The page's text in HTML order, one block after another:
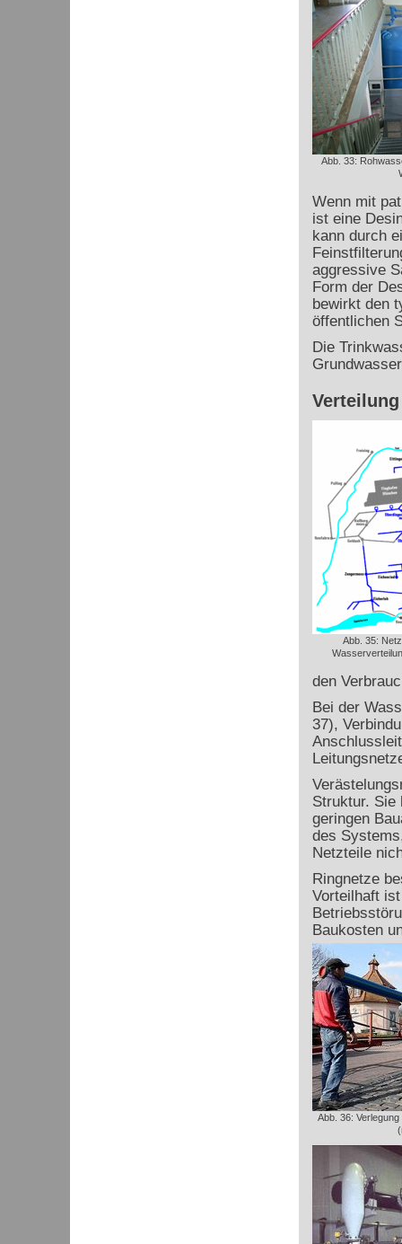
Abb. 33:
Wenn mit
ist eine
kann durch
aggressive
Form der
bewirkt den
öffentlichen
Die
Abb. 35:
den
Bei der
37),
Struktur. Sie
geringen
des
Netzteile
Ringnetze
Vorteilhaft
Baukosten
Abb. 36: